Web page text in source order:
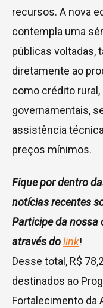
recursos. A nova
contempla uma
públicas voltadas,
diretamente ao
como crédito
governamentais,
assistência
preços mínimos.
Fique por dentro
notícias recentes
Participe da nossa
através dolink!
Desse total, R$
destinados ao
Fortalecimento da